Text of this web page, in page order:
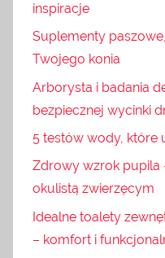
inspiracje
Suplementy
Twojego konia
Arborysta i badania
bezpiecznej wycinki
5 testów wody, które
Zdrowy wzrok pupila
okulistą zwierzęcym
Idealne toalety
– komfort i